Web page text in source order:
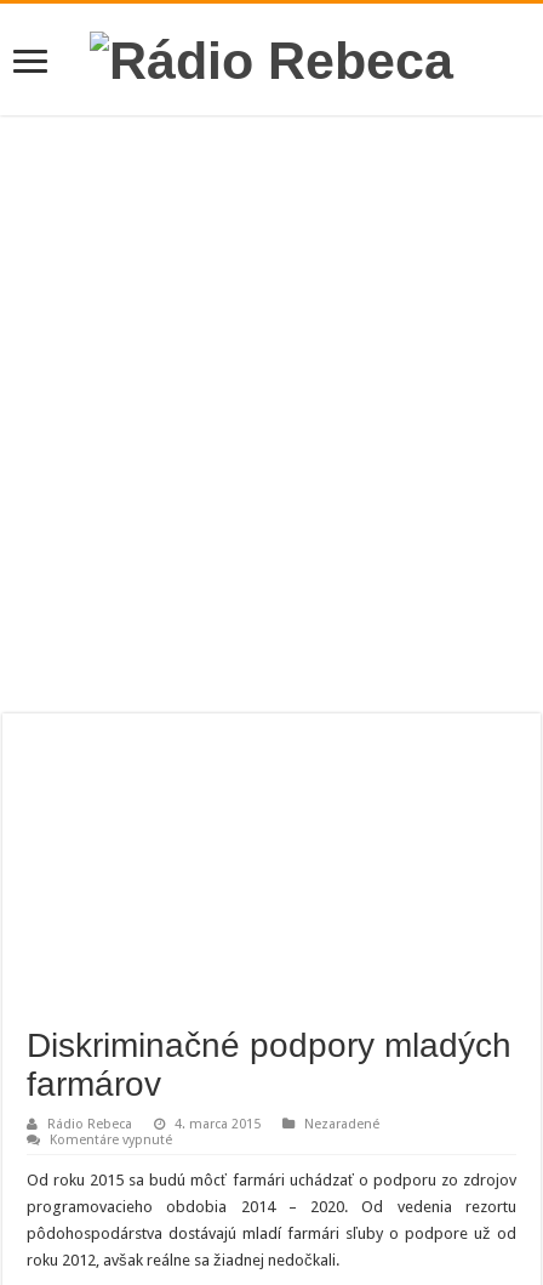
Diskriminačné podpory mladých
farmárov
Rádio Rebeca 4. marca 2015
Nezaradené
Komentáre vypnuténa
podpory
mladých
farmárov
Od roku 2015 sa budú môcť farmári uchádzať o podporu zo zdrojov
programovacieho obdobia 2014 – 2020. Od vedenia rezortu
pôdohospodárstva dostávajú mladí farmári sľuby o podpore už od
roku 2012, avšak reálne sa žiadnej nedočkali.